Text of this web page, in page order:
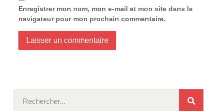
Enregistrer mon nom, mon e-mail et mon site dans le
navigateur pour mon prochain commentaire.